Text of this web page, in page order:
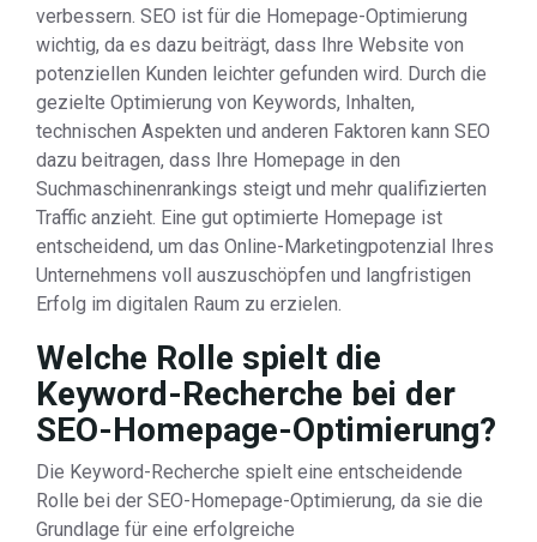
verbessern. SEO ist für die Homepage-Optimierung
wichtig, da es dazu beiträgt, dass Ihre Website von
potenziellen Kunden leichter gefunden wird. Durch die
gezielte Optimierung von Keywords, Inhalten,
technischen Aspekten und anderen Faktoren kann SEO
dazu beitragen, dass Ihre Homepage in den
Suchmaschinenrankings steigt und mehr qualifizierten
Traffic anzieht. Eine gut optimierte Homepage ist
entscheidend, um das Online-Marketingpotenzial Ihres
Unternehmens voll auszuschöpfen und langfristigen
Erfolg im digitalen Raum zu erzielen.
Welche Rolle spielt die
Keyword-Recherche bei der
SEO-Homepage-Optimierung?
Die Keyword-Recherche spielt eine entscheidende
Rolle bei der SEO-Homepage-Optimierung, da sie die
Grundlage für eine erfolgreiche